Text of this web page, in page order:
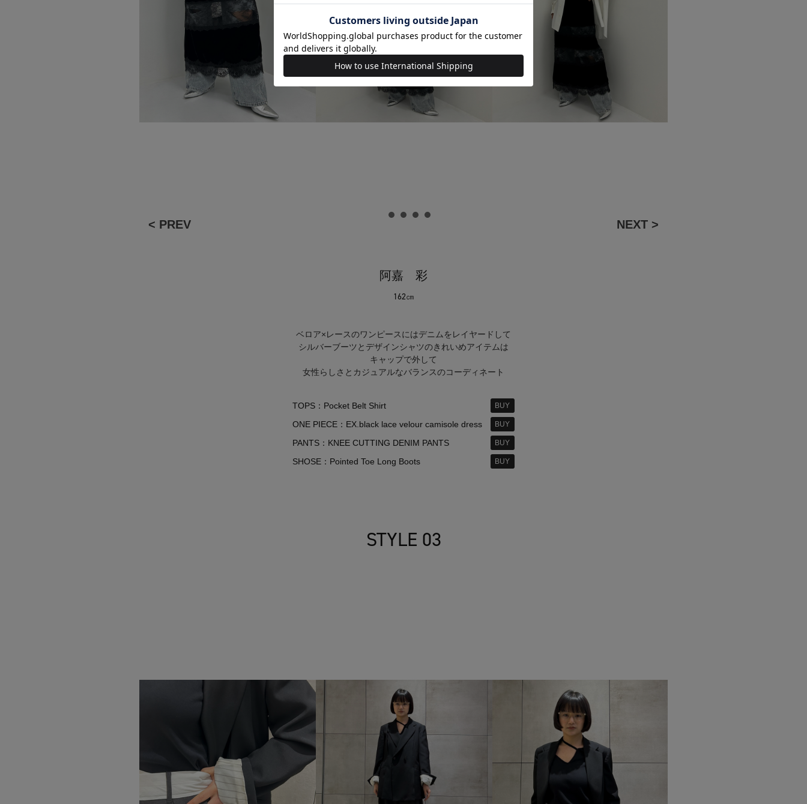
阿嘉 彩
162㎝
ベロア×レースのワンピースにはデニムをレイヤードして
シルバーブーツとデザインシャツのきれいめアイテムは
キャップで外して
女性らしさとカジュアルなバランスのコーディネート
TOPS：Pocket Belt Shirt BUY
ONE PIECE：EX.black lace velour camisole dress BUY
PANTS：KNEE CUTTING DENIM PANTS BUY
SHOSE：Pointed Toe Long Boots BUY
STYLE 03